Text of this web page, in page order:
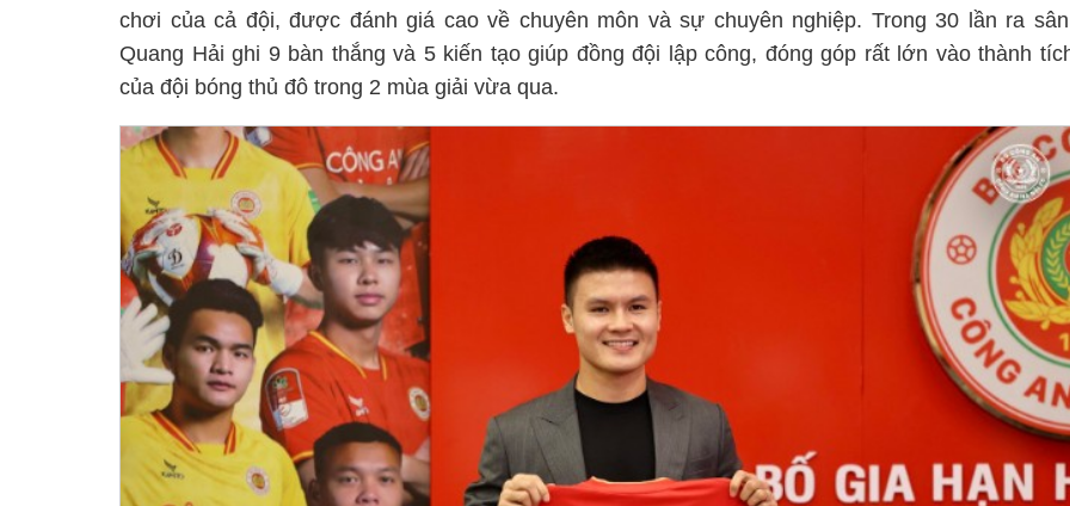
chơi của cả đội, được đánh giá cao về chuyên môn và sự chuyên nghiệp. Trong 30 lần ra
Quang Hải ghi 9 bàn thắng và 5 kiến tạo giúp đồng đội lập công, đóng góp rất lớn vào thành
của đội bóng thủ đô trong 2 mùa giải vừa qua.